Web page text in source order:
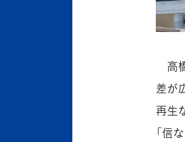
高
差が
再生
「信